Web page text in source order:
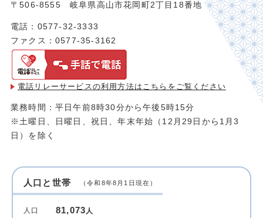
〒506-8555 岐阜県高山市花岡町2丁目18番地
電話：0577-32-3333
ファクス：0577-35-3162
電話リレーサービスの利用方法は こちらをご覧ください
業務時間：平日午前8時30分から午後5時15分
※土曜日、日曜日、祝日、年末年始（12月29日から1月3
日）を除く
人口と世帯 （令和8年8月1日現在）
人口 81,073人